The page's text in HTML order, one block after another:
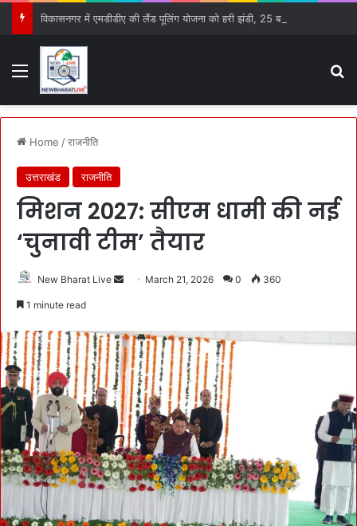
Menu
Home /राजनीति
उत्तराखंड राजनीति
मिशन 2027: सीएम धामी की नई
‘चुनावी टीम’ तैयार
New Bharat Live
d
a
n
e
m
a
i
l
March 21, 2026 0 360
1 minute read